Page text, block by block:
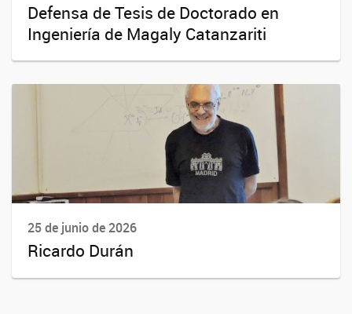
Defensa de Tesis de Doctorado en
Ingeniería de Magaly Catanzariti
25 de junio de 2026
Ricardo Durán